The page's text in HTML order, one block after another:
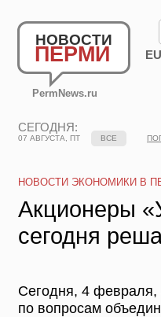
НОВОСТИ
ПЕРМИ
PermNews.ru
СЕГОДНЯ:
07 АВГУСТА, ПТ ВСЕ
НОВОСТИ ЭКОНОМИКИ В
Акционеры
сегодня
Сегодня, 4 февраля,
по вопросам